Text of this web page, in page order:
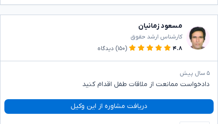
مسعود زمانیان
کارشناس ارشد حقوق
۴.۸
(۱۵۰) دیدگاه
۵ سال پیش
دادخواست ممانعت از ملاقات طفل اقدام کنید
دریافت مشاوره از این وکیل